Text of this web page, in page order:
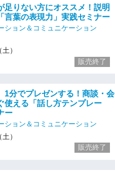
足りない方にオススメ！説明
言葉の表現力」実践セミナー
ション＆コミュニケーション
）
販売終了
1分でプレゼンする！商談・会
使える「話し方テンプレー
ー
ション＆コミュニケーション
）
販売終了